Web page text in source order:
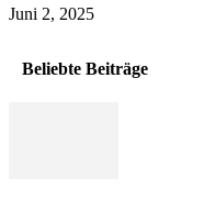
Juni 2, 2025
Beliebte Beiträge